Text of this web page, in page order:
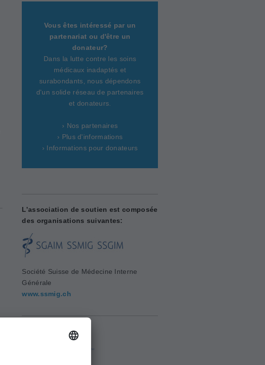
Vous êtes intéressé par un
partenariat ou d'être un
donateur?
Dans la lutte contre les soins
médicaux inadaptés et
surabondants, nous dépendons
d'un solide réseau de partenaires
et donateurs.
› Nos partenaires
› Plus d'informations
› Informations pour donateurs
L’association de soutien est composée
des organisations suivantes:
Société Suisse de Médecine Interne
Générale
www.ssmig.ch